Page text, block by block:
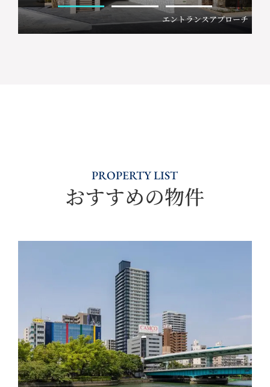
エントランスアプローチ
PROPERTY LIST
おすすめの物件